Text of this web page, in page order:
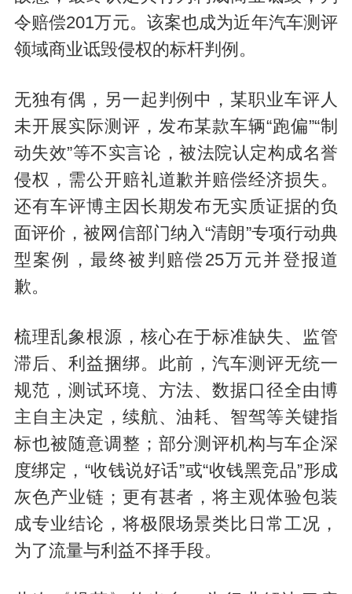
令赔偿201万元。该案也成为近年汽车测评
领域商业诋毁侵权的标杆判例。
无独有偶，另一起判例中，某职业车评人
未开展实际测评，发布某款车辆“跑偏”“制
动失效”等不实言论，被法院认定构成名誉
侵权，需公开赔礼道歉并赔偿经济损失。
还有车评博主因长期发布无实质证据的负
面评价，被网信部门纳入“清朗”专项行动典
型案例，最终被判赔偿25万元并登报道
歉。
梳理乱象根源，核心在于标准缺失、监管
滞后、利益捆绑。此前，汽车测评无统一
规范，测试环境、方法、数据口径全由博
主自主决定，续航、油耗、智驾等关键指
标也被随意调整；部分测评机构与车企深
度绑定，“收钱说好话”或“收钱黑竞品”形成
灰色产业链；更有甚者，将主观体验包装
成专业结论，将极限场景类比日常工况，
为了流量与利益不择手段。